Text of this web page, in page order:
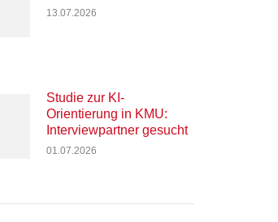
13.07.2026
Studie zur KI-
Orientierung in KMU:
Interviewpartner gesucht
01.07.2026